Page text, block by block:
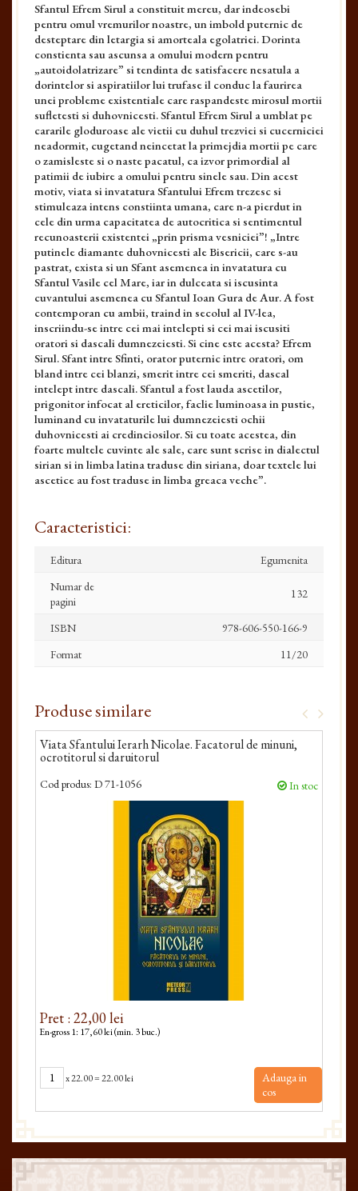
Sfantul Efrem Sirul a constituit mereu, dar indeosebi
pentru omul vremurilor noastre, un imbold puternic de
desteptare din letargia si amorteala egolatriei. Dorinta
constienta sau ascunsa a omului modern pentru
„autoidolatrizare” si tendinta de satisfacere nesatula a
dorintelor si aspiratiilor lui trufase il conduc la faurirea
unei probleme existentiale care raspandeste mirosul mortii
sufletesti si duhovnicesti. Sfantul Efrem Sirul a umblat pe
cararile gloduroase ale vietii cu duhul trezviei si cucerniciei
neadormit, cugetand neincetat la primejdia mortii pe care
o zamisleste si o naste pacatul, ca izvor primordial al
patimii de iubire a omului pentru sinele sau. Din acest
motiv, viata si invatatura Sfantului Efrem trezesc si
stimuleaza intens constiinta umana, care n-a pierdut in
cele din urma capacitatea de autocritica si sentimentul
recunoasterii existentei „prin prisma vesniciei”! „Intre
putinele diamante duhovnicesti ale Bisericii, care s-au
pastrat, exista si un Sfant asemenea in invatatura cu
Sfantul Vasile cel Mare, iar in dulceata si iscusinta
cuvantului asemenea cu Sfantul Ioan Gura de Aur. A fost
contemporan cu ambii, traind in secolul al IV-lea,
inscriindu-se intre cei mai intelepti si cei mai iscusiti
oratori si dascali dumnezeiesti. Si cine este acesta? Efrem
Sirul. Sfant intre Sfinti, orator puternic intre oratori, om
bland intre cei blanzi, smerit intre cei smeriti, dascal
intelept intre dascali. Sfantul a fost lauda ascetilor,
prigonitor infocat al ereticilor, faclie luminoasa in pustie,
luminand cu invataturile lui dumnezeiesti ochii
duhovnicesti ai credinciosilor. Si cu toate acestea, din
foarte multele cuvinte ale sale, care sunt scrise in dialectul
sirian si in limba latina traduse din siriana, doar textele lui
ascetice au fost traduse in limba greaca veche”.
Caracteristici:
Editura
Egumenita
Numar de
pagini
132
ISBN
978-606-550-166-9
Format
11/20
Produse similare
Viata Sfantului Ierarh Nicolae. Facatorul de minuni,
ocrotitorul si daruitorul
Cod produs: D 71-1056 In stoc
Pret : 22,00 lei
En-gross 1: 17,60 lei (min. 3 buc.)
x22.00=22.00 lei
Adauga in
cos